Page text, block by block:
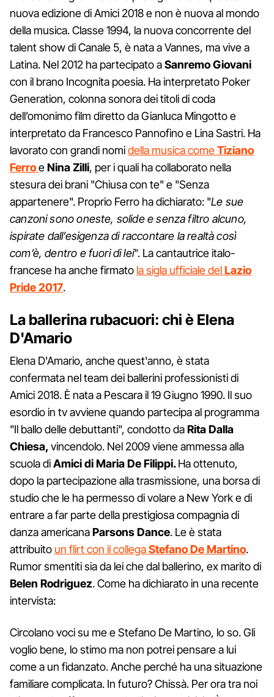
nuova edizione di Amici 2018 e non è nuova al mondo
della musica. Classe 1994, la nuova concorrente del
talent show di Canale 5, è nata a Vannes, ma vive a
Latina. Nel 2012 ha partecipato aSanremo Giovani
con il brano Incognita poesia. Ha interpretato Poker
Generation, colonna sonora dei titoli di coda
dell’omonimo film diretto da Gianluca Mingotto e
interpretato da Francesco Pannofino e Lina Sastri. Ha
lavorato con grandi nomidella musica comeTiziano
FerroeNina Zilli, per i quali ha collaborato nella
stesura dei brani "Chiusa con te" e "Senza
appartenere". Proprio Ferro ha dichiarato: "Le sue
canzoni sono oneste, solide e senza filtro alcuno,
ispirate dall’esigenza di raccontare la realtà così
com’è, dentro e fuori di lei". La cantautrice italo-
francese ha anche firmato la sigla ufficiale delLazio
Pride 2017.
La ballerina rubacuori: chi è Elena
D'Amario
Elena D'Amario, anche quest'anno, è stata
confermata nel team dei ballerini professionisti di
Amici 2018. È nata a Pescara il 19 Giugno 1990. Il suo
esordio in tv avviene quando partecipa al programma
"Il ballo delle debuttanti", condotto daRita Dalla
Chiesa, vincendolo. Nel 2009 viene ammessa alla
scuola diAmici di Maria De Filippi.Ha ottenuto,
dopo la partecipazione alla trasmissione, una borsa di
studio che le ha permesso di volare a New York e di
entrare a far parte della prestigiosacompagnia di
danza americanaParsons Dance. Le è stata
attribuito un flirt con il collegaStefano De Martino.
Rumor smentiti sia da lei che dal ballerino, ex marito di
Belen Rodriguez. Come ha dichiarato in una recente
intervista:
Circolano voci su me e Stefano De Martino, lo so. Gli
voglio bene, lo stimo ma non potrei pensare a lui
come a un fidanzato. Anche perché ha una situazione
familiare complicata. In futuro? Chissà. Per ora tra noi